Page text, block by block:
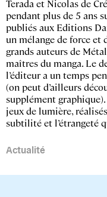
Terada et Nicolas de
pendant plus de 5 ans
publiés aux Editions
un mélange de force et
grands auteurs de
maîtres du manga. Le
l’éditeur a un temps
(on peut d’ailleurs
supplément
jeux de lumière,
subtilité et l’étrangeté
Actualité